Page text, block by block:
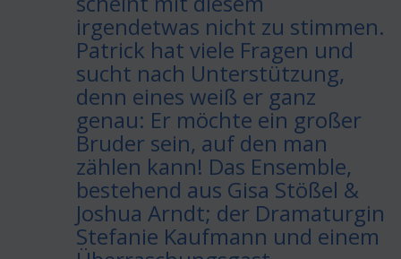
irgendetwas nicht zu stimmen.
Patrick hat viele Fragen und
sucht nach Unterstützung,
denn eines weiß er ganz
genau: Er möchte ein großer
Bruder sein, auf den man
zählen kann! Das Ensemble,
bestehend aus Gisa Stößel &
Joshua Arndt; der Dramaturgin
Stefanie Kaufmann und einem